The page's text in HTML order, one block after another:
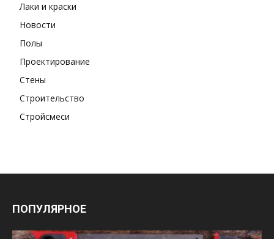
Лаки и краски
Новости
Полы
Проектирование
Стены
Строительство
Стройсмеси
ПОПУЛЯРНОЕ